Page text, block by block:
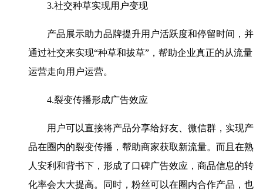
3.社交种草实现用户变现
产品展示助力品牌提升用户活跃度和停留时间，并
通过社交来实现“种草和拔草”，帮助企业真正的从流量
运营走向用户运营。
4.裂变传播形成广告效应
用户可以直接将产品分享给好友、微信群，实现产
品在圈内的裂变传播，帮助商家获取新流量。而且在熟
人安利和背书下，形成了口碑广告效应，商品信息的转
化率会大大提高。同时，粉丝可以在圈内合作产品，也